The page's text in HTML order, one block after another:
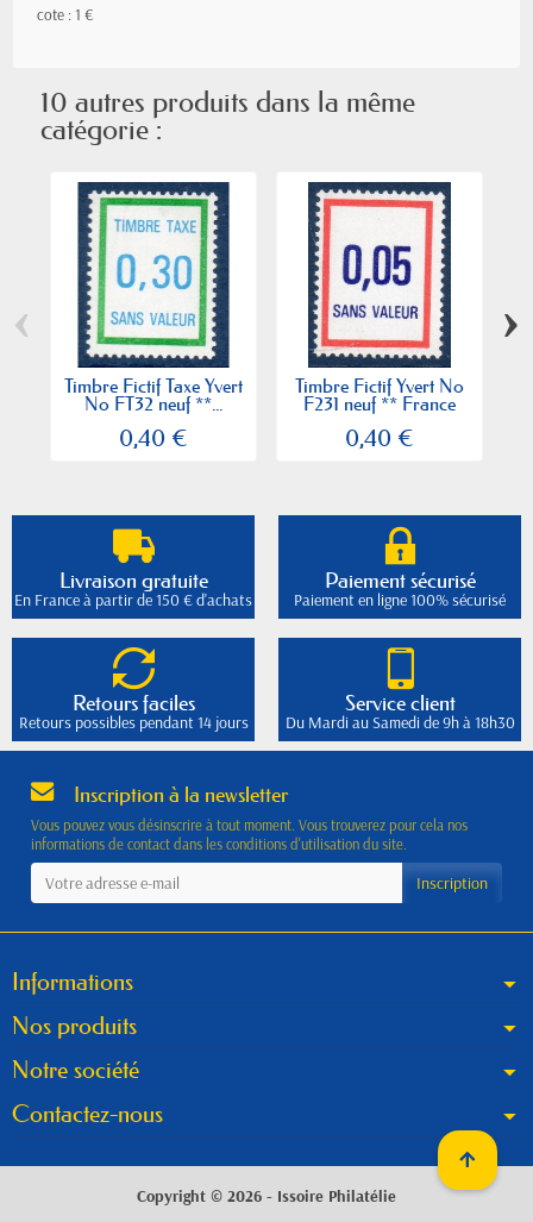
cote : 1 €
10 autres produits dans la même
catégorie :
Timbre Fictif Taxe Yvert
No FT32 neuf **...
0,40 €
Timbre Fictif Yvert No
F231 neuf ** France
0,40 €
‹ ›
Livraison gratuite
En France à partir de 150 € d'achats
Paiement sécurisé
Paiement en ligne 100% sécurisé
Retours faciles
Retours possibles pendant 14 jours
Service client
Du Mardi au Samedi de 9h à 18h30
Inscription à la newsletter
Vous pouvez vous désinscrire à tout moment. Vous trouverez pour cela nos
informations de contact dans les conditions d'utilisation du site.
Informations
Nos produits
Notre société
Contactez-nous
Copyright © 2026 - Issoire Philatélie